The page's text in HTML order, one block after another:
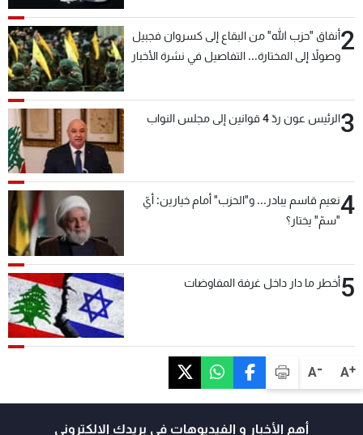
A+
A-
2أنفاق "حزب الله" من البقاع إلى كسروان فجبيل
وصولاً إلى المختارة... التفاصيل في نشرة الأخبار
3الرئيس عون ردّ 4 قوانين إلى مجلس النواب
4نعيم قاسم يبادر... و"الحزب" أمام خيارين: أيّ
"سمّ" يختار؟
5أخطر ما دار داخل غرفة المفاوضات
أهم الأخبار و الفيديوهات في بريدك الالكتروني